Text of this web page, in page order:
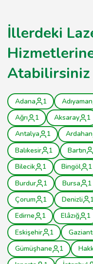
İllerdeki
Atabilirsiniz
Adana 1 Adıyaman
Ağrı
1 Aksaray 1
Antalya
1 Ardahan
Balıkesir
1 Bartın
Bilecik
1 Bingöl 1
Burdur
1 Bursa 1
Çorum
1 Denizli
Edirne
1 Elâzığ 1
Eskişehir
1
Gümüşhane
1